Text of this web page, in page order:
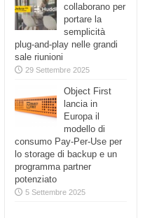
collaborano per
portare la
semplicità
plug-and-play nelle grandi
sale riunioni
29 Settembre 2025
Object First
lancia in
Europa il
modello di
consumo Pay-Per-Use per
lo storage di backup e un
programma partner
potenziato
5 Settembre 2025